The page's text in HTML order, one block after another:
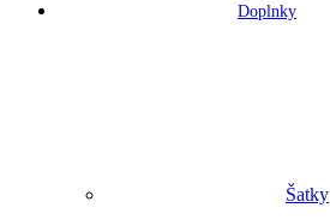
Doplnky
Šatky